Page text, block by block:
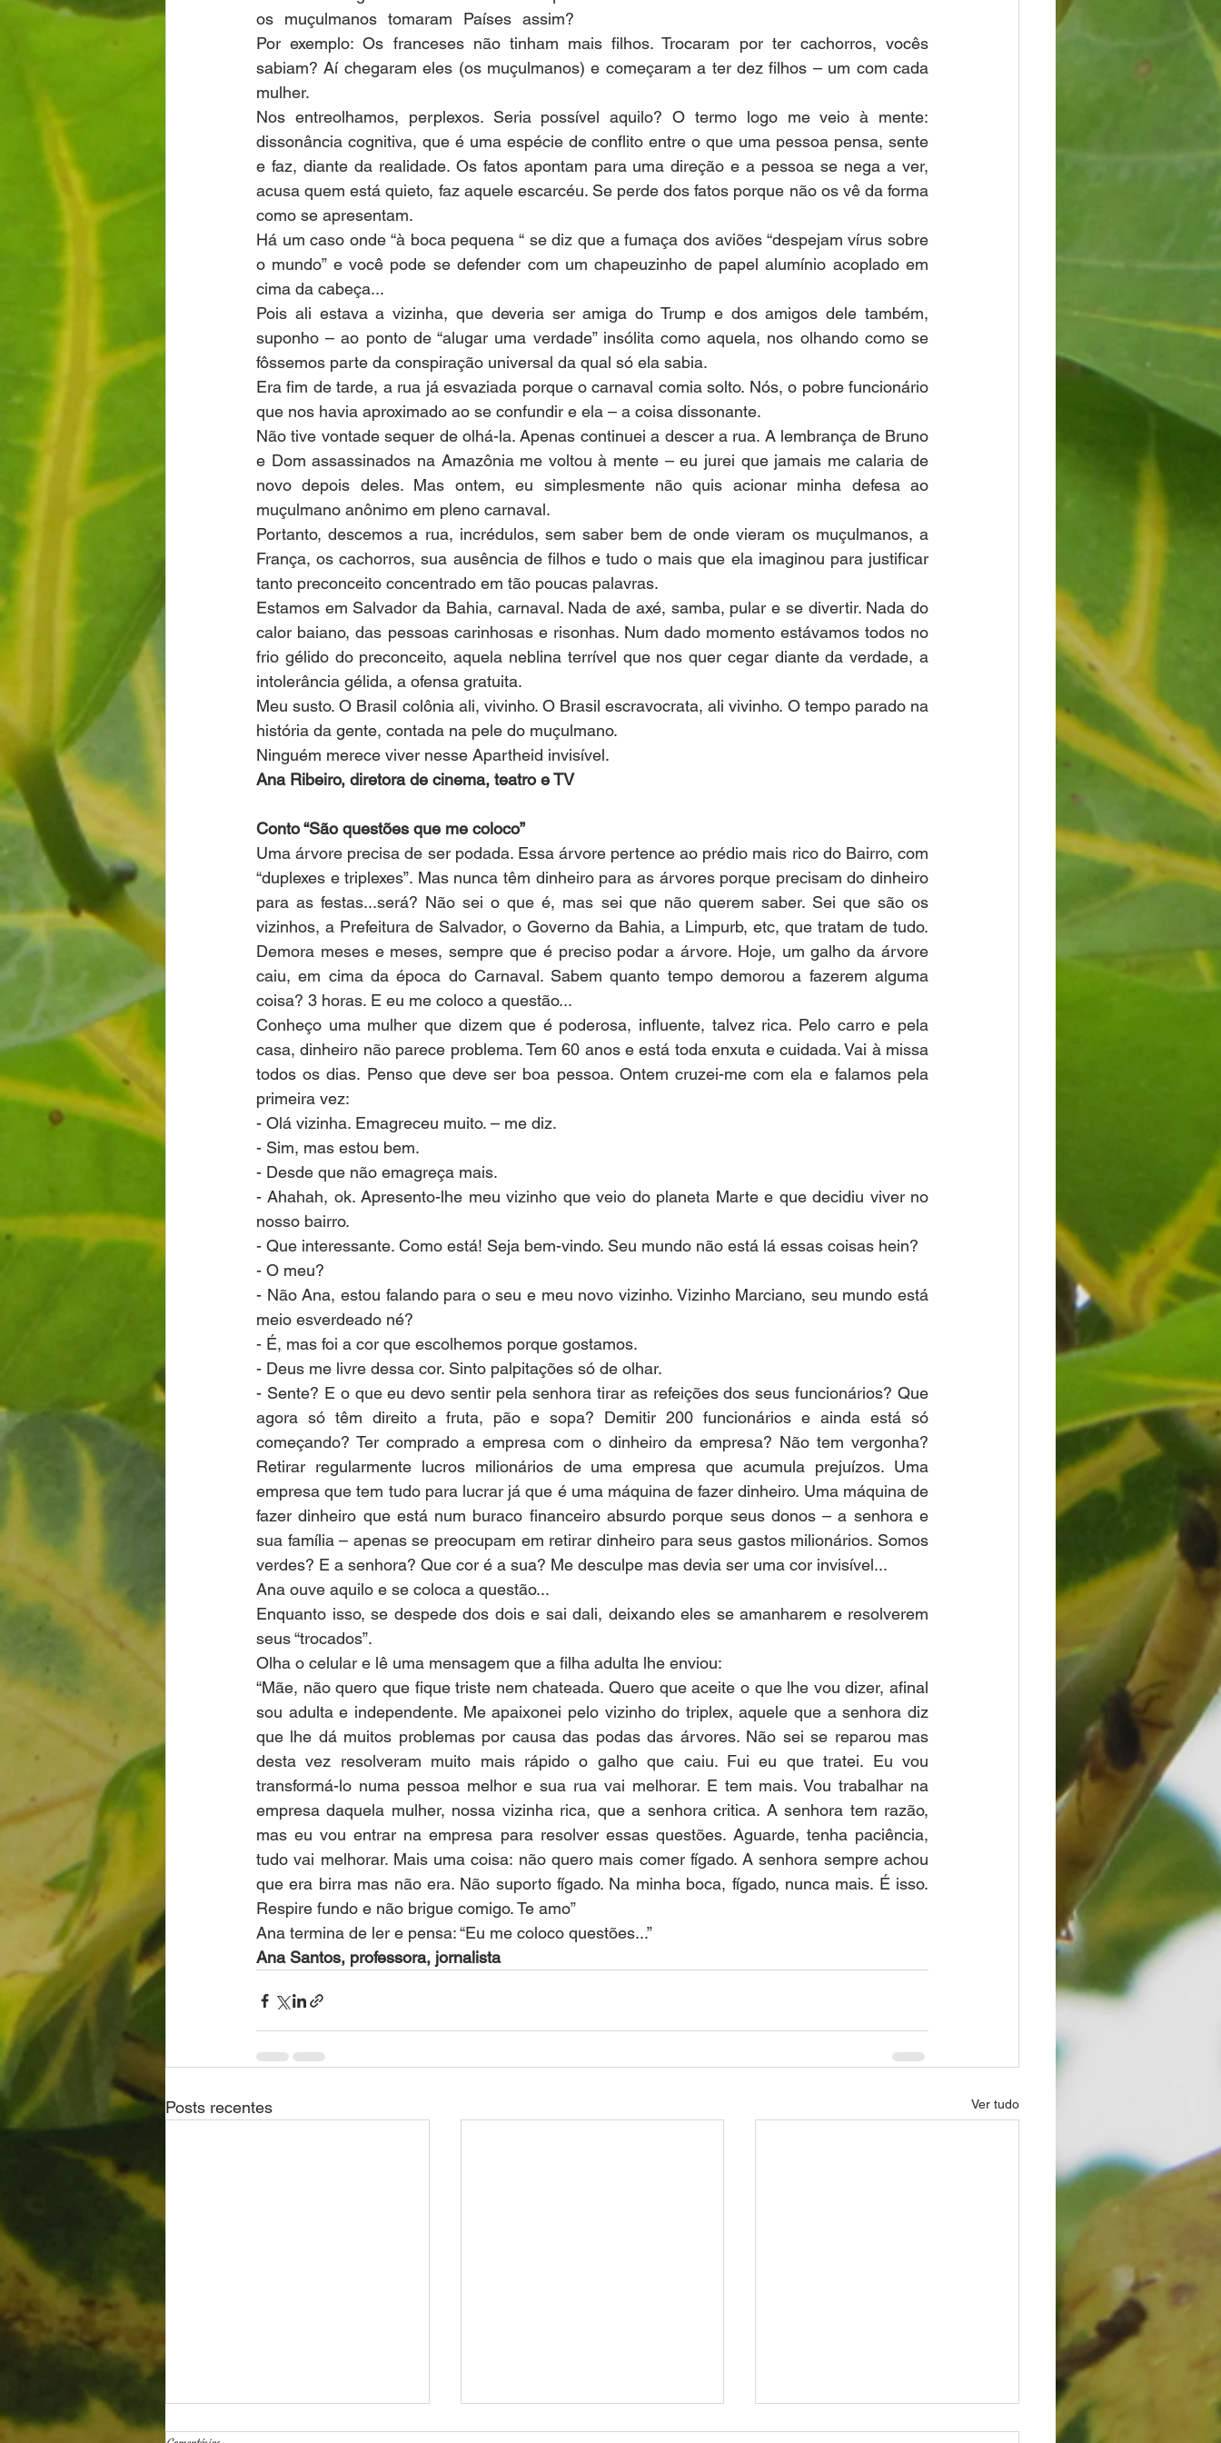
os muçulmanos tomaram Países assim?
Por exemplo: Os franceses não tinham mais filhos. Trocaram por ter cachorros, vocês
sabiam? Aí chegaram eles (os muçulmanos) e começaram a ter dez filhos – um com cada
mulher.
Nos entreolhamos, perplexos. Seria possível aquilo? O termo logo me veio à mente:
dissonância cognitiva, que é uma espécie de conflito entre o que uma pessoa pensa, sente
e faz, diante da realidade. Os fatos apontam para uma direção e a pessoa se nega a ver,
acusa quem está quieto, faz aquele escarcéu. Se perde dos fatos porque não os vê da forma
como se apresentam.
Há um caso onde “à boca pequena “ se diz que a fumaça dos aviões “despejam vírus sobre
o mundo” e você pode se defender com um chapeuzinho de papel alumínio acoplado em
cima da cabeça...
Pois ali estava a vizinha, que deveria ser amiga do Trump e dos amigos dele também,
suponho – ao ponto de “alugar uma verdade” insólita como aquela, nos olhando como se
fôssemos parte da conspiração universal da qual só ela sabia.
Era fim de tarde, a rua já esvaziada porque o carnaval comia solto. Nós, o pobre funcionário
que nos havia aproximado ao se confundir e ela – a coisa dissonante.
Não tive vontade sequer de olhá-la. Apenas continuei a descer a rua. A lembrança de Bruno
e Dom assassinados na Amazônia me voltou à mente – eu jurei que jamais me calaria de
novo depois deles. Mas ontem, eu simplesmente não quis acionar minha defesa ao
muçulmano anônimo em pleno carnaval.
Portanto, descemos a rua, incrédulos, sem saber bem de onde vieram os muçulmanos, a
França, os cachorros, sua ausência de filhos e tudo o mais que ela imaginou para justificar
tanto preconceito concentrado em tão poucas palavras.
Estamos em Salvador da Bahia, carnaval. Nada de axé, samba, pular e se divertir. Nada do
calor baiano, das pessoas carinhosas e risonhas. Num dado momento estávamos todos no
frio gélido do preconceito, aquela neblina terrível que nos quer cegar diante da verdade, a
intolerância gélida, a ofensa gratuita.
Meu susto. O Brasil colônia ali, vivinho. O Brasil escravocrata, ali vivinho. O tempo parado na
história da gente, contada na pele do muçulmano.
Ninguém merece viver nesse Apartheid invisível.
Ana Ribeiro, diretora de cinema, teatro e TV
Conto “São questões que me coloco”
Uma árvore precisa de ser podada. Essa árvore pertence ao prédio mais rico do Bairro, com
“duplexes e triplexes”. Mas nunca têm dinheiro para as árvores porque precisam do dinheiro
para as festas...será? Não sei o que é, mas sei que não querem saber. Sei que são os
vizinhos, a Prefeitura de Salvador, o Governo da Bahia, a Limpurb, etc, que tratam de tudo.
Demora meses e meses, sempre que é preciso podar a árvore. Hoje, um galho da árvore
caiu, em cima da época do Carnaval. Sabem quanto tempo demorou a fazerem alguma
coisa? 3 horas. E eu me coloco a questão...
Conheço uma mulher que dizem que é poderosa, influente, talvez rica. Pelo carro e pela
casa, dinheiro não parece problema. Tem 60 anos e está toda enxuta e cuidada. Vai à missa
todos os dias. Penso que deve ser boa pessoa. Ontem cruzei-me com ela e falamos pela
primeira vez:
- Olá vizinha. Emagreceu muito. – me diz.
- Sim, mas estou bem.
- Desde que não emagreça mais.
- Ahahah, ok. Apresento-lhe meu vizinho que veio do planeta Marte e que decidiu viver no
nosso bairro.
- Que interessante. Como está! Seja bem-vindo. Seu mundo não está lá essas coisas hein?
- O meu?
- Não Ana, estou falando para o seu e meu novo vizinho. Vizinho Marciano, seu mundo está
meio esverdeado né?
- É, mas foi a cor que escolhemos porque gostamos.
- Deus me livre dessa cor. Sinto palpitações só de olhar.
- Sente? E o que eu devo sentir pela senhora tirar as refeições dos seus funcionários? Que
agora só têm direito a fruta, pão e sopa? Demitir 200 funcionários e ainda está só
começando? Ter comprado a empresa com o dinheiro da empresa? Não tem vergonha?
Retirar regularmente lucros milionários de uma empresa que acumula prejuízos. Uma
empresa que tem tudo para lucrar já que é uma máquina de fazer dinheiro. Uma máquina de
fazer dinheiro que está num buraco financeiro absurdo porque seus donos – a senhora e
sua família – apenas se preocupam em retirar dinheiro para seus gastos milionários. Somos
verdes? E a senhora? Que cor é a sua? Me desculpe mas devia ser uma cor invisível...
Ana ouve aquilo e se coloca a questão...
Enquanto isso, se despede dos dois e sai dali, deixando eles se amanharem e resolverem
seus “trocados”.
Olha o celular e lê uma mensagem que a filha adulta lhe enviou:
“Mãe, não quero que fique triste nem chateada. Quero que aceite o que lhe vou dizer, afinal
sou adulta e independente. Me apaixonei pelo vizinho do triplex, aquele que a senhora diz
que lhe dá muitos problemas por causa das podas das árvores. Não sei se reparou mas
desta vez resolveram muito mais rápido o galho que caiu. Fui eu que tratei. Eu vou
transformá-lo numa pessoa melhor e sua rua vai melhorar. E tem mais. Vou trabalhar na
empresa daquela mulher, nossa vizinha rica, que a senhora critica. A senhora tem razão,
mas eu vou entrar na empresa para resolver essas questões. Aguarde, tenha paciência,
tudo vai melhorar. Mais uma coisa: não quero mais comer fígado. A senhora sempre achou
que era birra mas não era. Não suporto fígado. Na minha boca, fígado, nunca mais. É isso.
Respire fundo e não brigue comigo. Te amo”
Ana termina de ler e pensa: “Eu me coloco questões...”
Ana Santos, professora, jornalista
Posts recentes Ver tudo